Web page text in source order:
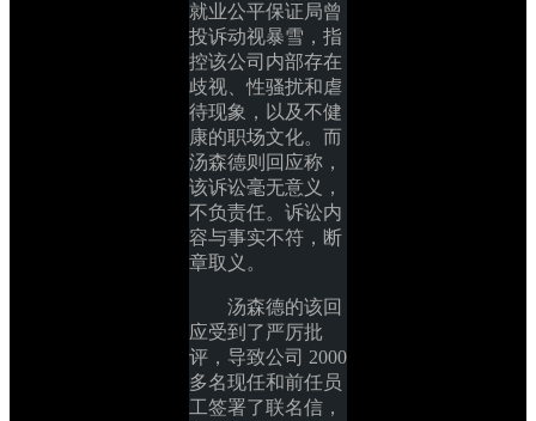
就业公平保证局曾
投诉动视暴雪，指
控该公司内部存在
歧视、性骚扰和虐
待现象，以及不健
康的职场文化。而
汤森德则回应称，
该诉讼毫无意义，
不负责任。诉讼内
容与事实不符，断
章取义。
汤森德的该回
应受到了严厉批
评，导致公司 2000
多名现任和前任员
工签署了联名信，